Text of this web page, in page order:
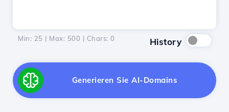
Min: 25 | Max: 500 | Chars: 0 History
Generieren Sie AI-Domains